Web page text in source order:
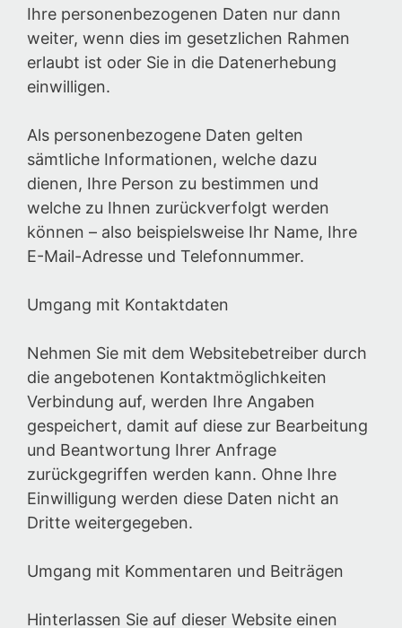
Ihre personenbezogenen Daten nur dann
weiter, wenn dies im gesetzlichen Rahmen
erlaubt ist oder Sie in die Datenerhebung
einwilligen.
Als personenbezogene Daten gelten
sämtliche Informationen, welche dazu
dienen, Ihre Person zu bestimmen und
welche zu Ihnen zurückverfolgt werden
können – also beispielsweise Ihr Name, Ihre
E-Mail-Adresse und Telefonnummer.
Umgang mit Kontaktdaten
Nehmen Sie mit dem Websitebetreiber durch
die angebotenen Kontaktmöglichkeiten
Verbindung auf, werden Ihre Angaben
gespeichert, damit auf diese zur Bearbeitung
und Beantwortung Ihrer Anfrage
zurückgegriffen werden kann. Ohne Ihre
Einwilligung werden diese Daten nicht an
Dritte weitergegeben.
Umgang mit Kommentaren und Beiträgen
Hinterlassen Sie auf dieser Website einen